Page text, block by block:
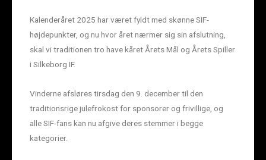
Kalenderåret 2025 har været fyldt med skønne SIF-
højdepunkter, og nu hvor året nærmer sig sin afslutning,
skal vi traditionen tro have kåret Årets Mål og Årets Spiller
i Silkeborg IF.
Vinderne afsløres tirsdag den 9. december til den
traditionsrige julefrokost for sponsorer og frivillige, og
alle SIF-fans kan nu afgive deres stemmer i begge
kategorier.